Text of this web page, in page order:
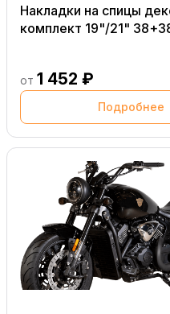
Накладки на спицы
комплект 19"/21"
от 1 452 ₽
Подробнее